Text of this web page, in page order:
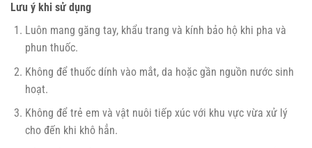
Lưu ý khi sử dụng
Luôn mang găng tay, khẩu trang và kính bảo hộ khi pha và
phun thuốc.
Không để thuốc dính vào mắt, da hoặc gần nguồn nước sinh
hoạt.
Không để trẻ em và vật nuôi tiếp xúc với khu vực vừa xử lý
cho đến khi khô hẳn.